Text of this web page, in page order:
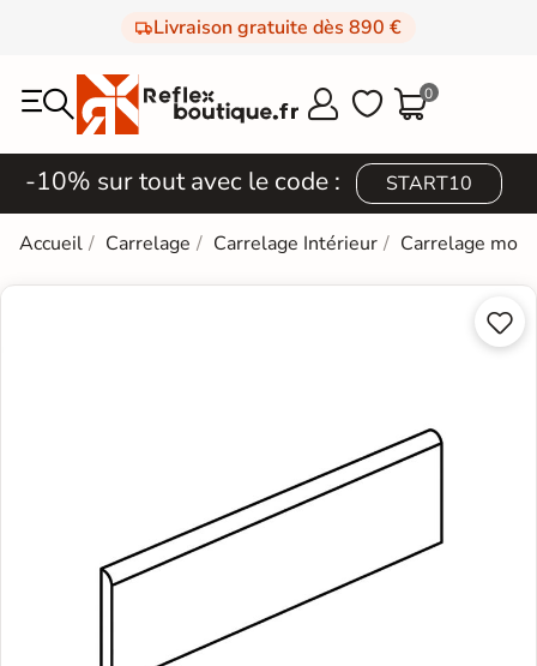
Livraison gratuite dès 890 €
  0
-10% sur tout avec le code : START10
Accueil Carrelage Carrelage Intérieur Carrelage

